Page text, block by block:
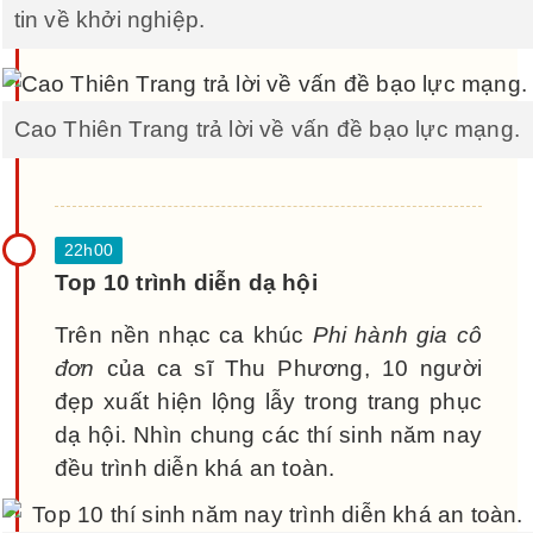
tin về khởi nghiệp.
Cao Thiên Trang trả lời về vấn đề bạo lực mạng.
Top 10 trình diễn dạ hội
Trên nền nhạc ca khúc Phi hành gia cô
đơn của ca sĩ Thu Phương, 10 người
đẹp xuất hiện lộng lẫy trong trang phục
dạ hội. Nhìn chung các thí sinh năm nay
đều trình diễn khá an toàn.